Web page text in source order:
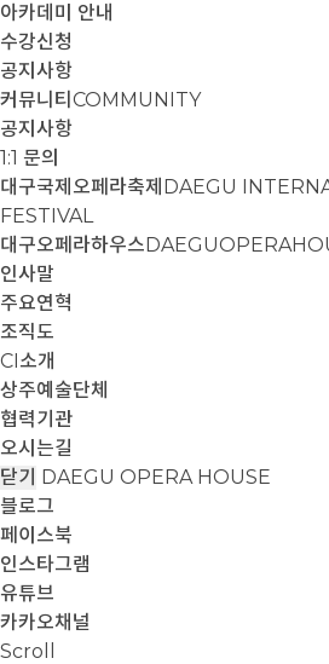
아카데미 안내
수강신청
공지사항
커뮤니티 COMMUNITY
공지사항
1:1 문의
대구국제오페라축제 DAEGU
FESTIVAL
대구오페라하우스
인사말
주요연혁
조직도
CI소개
상주예술단체
협력기관
오시는길
닫기 DAEGU OPERA HOUSE
블로그
페이스북
인스타그램
유튜브
카카오채널
Scroll